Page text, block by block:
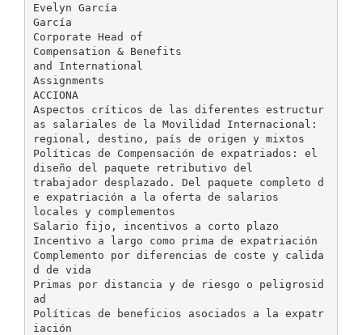
Evelyn García
García
Corporate Head of
Compensation & Benefits
and International
Assignments
ACCIONA
Aspectos críticos de las diferentes estructur
as salariales de la Movilidad Internacional:
regional, destino, país de origen y mixtos
Políticas de Compensación de expatriados: el
diseño del paquete retributivo del
trabajador desplazado. Del paquete completo d
e expatriación a la oferta de salarios
locales y complementos
Salario fijo, incentivos a corto plazo
Incentivo a largo como prima de expatriación
Complemento por diferencias de coste y calida
d de vida
Primas por distancia y de riesgo o peligrosid
ad
Políticas de beneficios asociados a la expatr
iación